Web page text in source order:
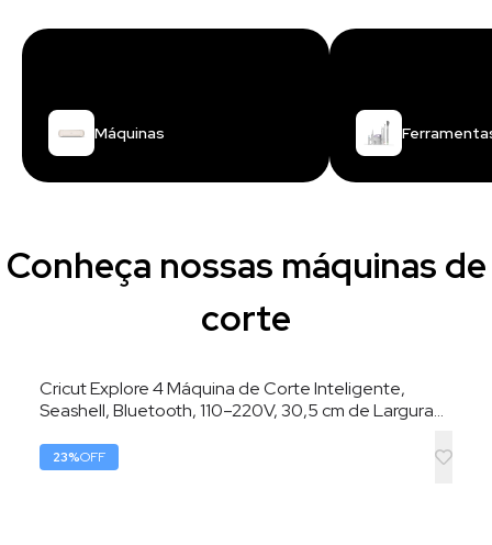
Máquinas
Conheça nossas máquinas de
corte
Cricut Explore 4 Máquina de Corte Inteligente,
Seashell, Bluetooth, 110–220V, 30,5 cm de Largura
23%OFF